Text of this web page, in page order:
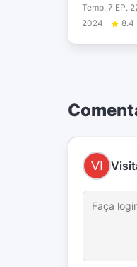
Temp. 7 EP.
2024
8.4